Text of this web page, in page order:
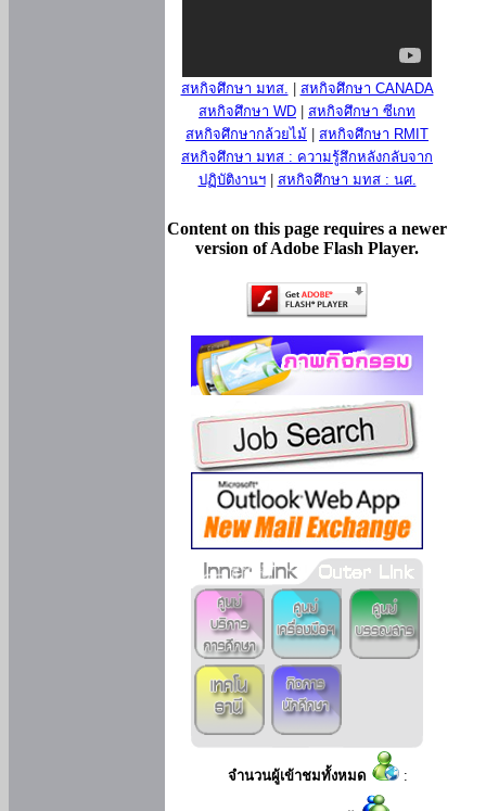
สหกิจศึกษา มทส.
สหกิจศึกษา CANADA
สหกิจศึกษา WD
สหกิจศึกษา ซีเกท
สหกิจศึกษากล้วยไม้
สหกิจศึกษา RMIT
สหกิจศึกษา มทส : ความรู้สึกหลังกลับจาก
ปฏิบัติงานฯ| สหกิจศึกษา มทส : นศ.
Content on this page requires a newer
version of Adobe Flash Player.
จำนวนผู้เข้าชมทั้งหมด :